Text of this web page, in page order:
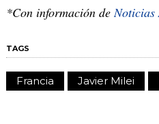
*Con información deNoticias
TAGS
Francia Javier Milei